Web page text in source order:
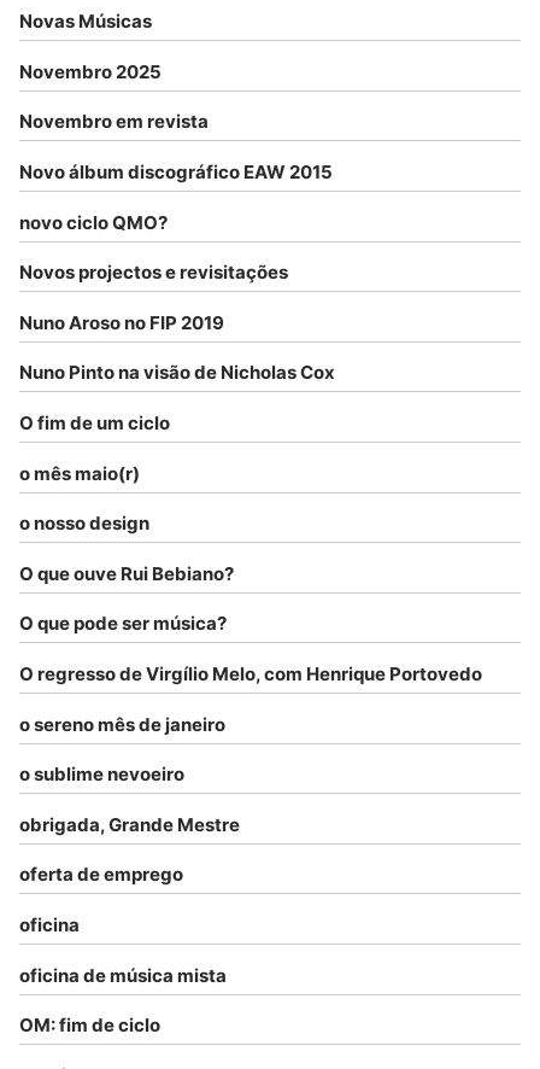
Novas Músicas
Novembro 2025
Novembro em revista
Novo álbum discográfico EAW 2015
novo ciclo QMO?
Novos projectos e revisitações
Nuno Aroso no FIP 2019
Nuno Pinto na visão de Nicholas Cox
O fim de um ciclo
o mês maio(r)
o nosso design
O que ouve Rui Bebiano?
O que pode ser música?
O regresso de Virgílio Melo, com Henrique Portovedo
o sereno mês de janeiro
o sublime nevoeiro
obrigada, Grande Mestre
oferta de emprego
oficina
oficina de música mista
OM: fim de ciclo